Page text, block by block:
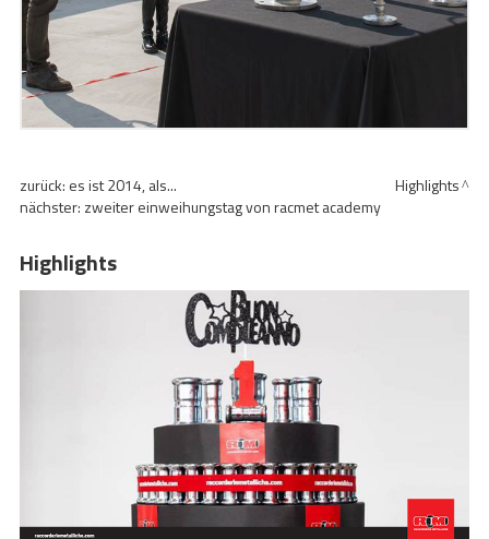
zurück: es ist 2014, als...
nächster: zweiter einweihungstag von racmet academy
Highlights
Highlights